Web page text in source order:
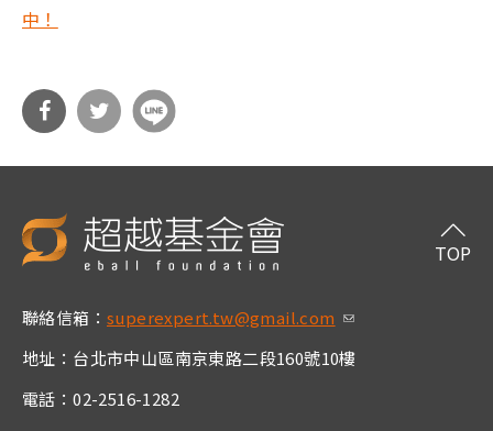
中！
cebo
witt
聯絡信箱： superexpert.tw@gmail.com (link sends e-m
地址：台北市中山區南京東路二段160號10樓
電話：02-2516-1282
TOP